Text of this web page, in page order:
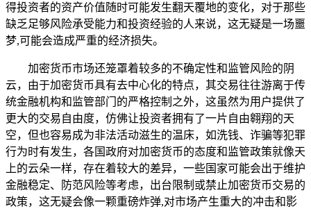
得投资者的资产价值随时可能发生翻天覆地的变化，对于那些
缺乏足够风险承受能力和投资经验的人来说，这无疑是一场噩
梦,可能会造成严重的经济损失。
加密货币市场还笼罩着较多的不确定性和监管风险的阴
云，由于加密货币具有去中心化的特点，其交易往往游离于传
统金融机构和监管部门的严格控制之外，这虽然为用户提供了
更大的交易自由度，仿佛让投资者拥有了一片自由翱翔的天
空，但也容易成为非法活动滋生的温床，如洗钱、诈骗等犯罪
行为时有发生，各国政府对加密货币的态度和监管政策就像天
上的云朵一样，存在着较大的差异，一些国家可能会出于维护
金融稳定、防范风险等考虑，出台限制或禁止加密货币交易的
政策，这无疑会像一颗重磅炸弹,对市场产生重大的冲击和影